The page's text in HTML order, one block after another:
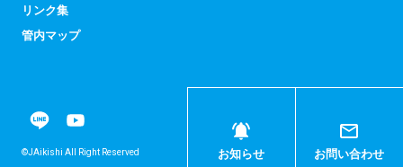
リンク集
管内マップ
©JAikishi All Right Reserved お知らせ お問い合わせ